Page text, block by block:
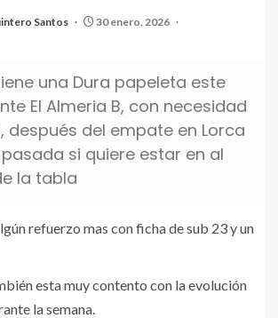
Santos
30 enero, 2026
Joaquin
una Dura papeleta este
El Almeria B, con necesidad
después del empate en Lorca
si quiere estar en al
la tabla
refuerzo mas con ficha de sub 23 y un
esta muy contento con la evolución
la semana.